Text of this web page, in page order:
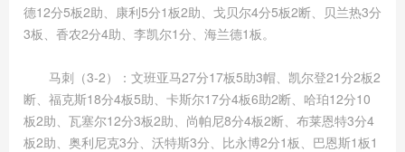
德12分5板2助、康利5分1板2助、戈贝尔4分5板2断、贝兰热3分
3板、香农2分4助、李凯尔1分、海兰德1板。
马刺（3-2）：文班亚马27分17板5助3帽、凯尔登21分2板2
断、福克斯18分4板5助、卡斯尔17分4板6助2断、哈珀12分10
板2助、瓦塞尔12分3板2助、尚帕尼8分4板2断、布莱恩特3分4
板2助、奥利尼克3分、沃特斯3分、比永博2分1板、巴恩斯1板1